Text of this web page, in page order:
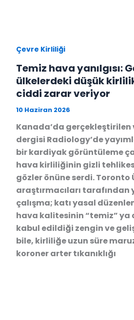
Çevre Kirliliği
Temiz hava yanılgısı:
ülkelerdeki düşük
ciddi zarar veriyor
10 Haziran 2026
Kanada’da gerçekleştirilen
dergisi Radiology’de
bir kardiyak görüntüleme
hava kirliliğinin gizli
gözler önüne serdi. Toronto
araştırmacıları tarafından
çalışma; katı yasal
hava kalitesinin “temiz” ya
kabul edildiği zengin ve
bile, kirliliğe uzun süre
koroner arter tıkanıklığı